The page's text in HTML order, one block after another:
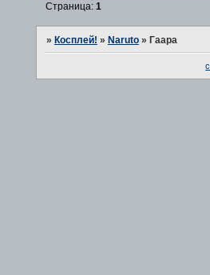
Страница: 1
» Косплей! » Naruto » Гаара